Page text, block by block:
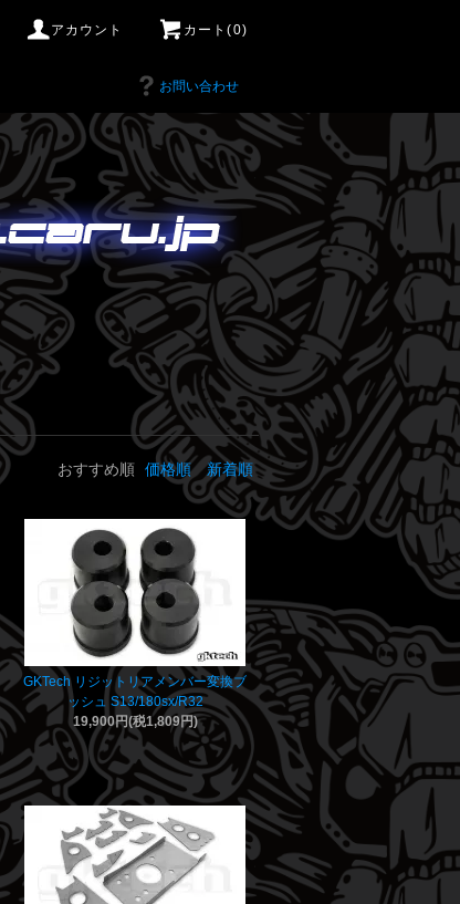
アカウント カート(0)
お問い合わせ
おすすめ順 価格順 新着順
GKTech リジットリアメンバー変換ブ
ッシュ S13/180sx/R32
19,900円(税1,809円)